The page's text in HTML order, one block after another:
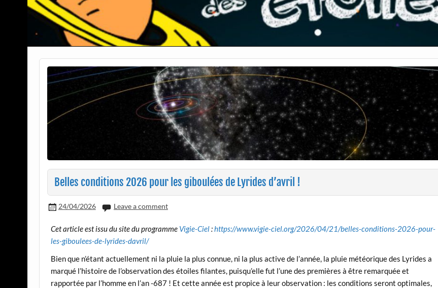
Belles conditions 2026 pour les giboulées de Lyrides d’avril !
24/04/2026 Leave a comment
Cet article est issu du site du programme Vigie-Ciel :https://www.vigie-ciel.org/2026/04/21/belles-conditions-2026-pour-
les-giboulees-de-lyrides-davril/
Bien que n’étant actuellement ni la pluie la plus connue, ni la plus active de l’année, la pluie météorique des Lyrides a
marqué l’histoire de l’observation des étoiles filantes, puisqu’elle fut l’une des premières à être remarquée et
rapportée par l’homme en l’an -687 ! Et cette année est propice à leur observation : les conditions seront optimales,